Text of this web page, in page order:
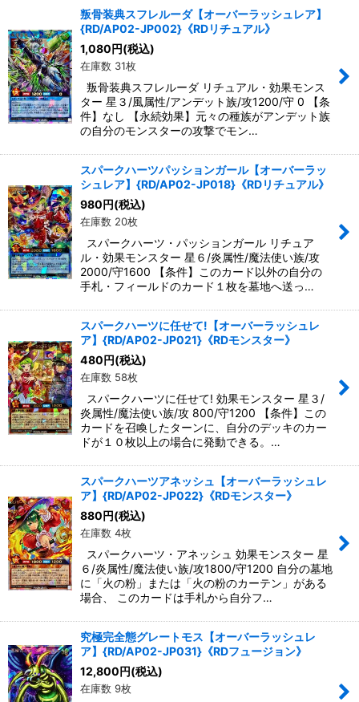
叛骨装典スフレルーダ【オーバーラッシュレア】
{RD/AP02-JP002}《RDリチュアル》
1,080円(税込)
在庫数 31枚
叛骨装典スフレルーダ リチュアル・効果モンス
ター 星３/風属性/アンデット族/攻1200/守 0 【条
件】なし 【永続効果】元々の種族がアンデット族
の自分のモンスターの攻撃でモン…
スパークハーツパッションガール【オーバーラッ
シュレア】{RD/AP02-JP018}《RDリチュアル》
980円(税込)
在庫数 20枚
スパークハーツ・パッションガール リチュア
ル・効果モンスター 星６/炎属性/魔法使い族/攻
2000/守1600 【条件】このカード以外の自分の
手札・フィールドのカード１枚を墓地へ送っ…
スパークハーツに任せて!【オーバーラッシュレ
ア】{RD/AP02-JP021}《RDモンスター》
480円(税込)
在庫数 58枚
スパークハーツに任せて! 効果モンスター 星３/
炎属性/魔法使い族/攻 800/守1200 【条件】この
カードを召喚したターンに、自分のデッキのカー
ドが１０枚以上の場合に発動できる。…
スパークハーツアネッシュ【オーバーラッシュレ
ア】{RD/AP02-JP022}《RDモンスター》
880円(税込)
在庫数 4枚
スパークハーツ・アネッシュ 効果モンスター 星
６/炎属性/魔法使い族/攻1800/守1200 自分の墓地
に「火の粉」または「火の粉のカーテン」がある
場合、 このカードは手札から自分フ…
究極完全態グレートモス【オーバーラッシュレ
ア】{RD/AP02-JP031}《RDフュージョン》
12,800円(税込)
在庫数 9枚